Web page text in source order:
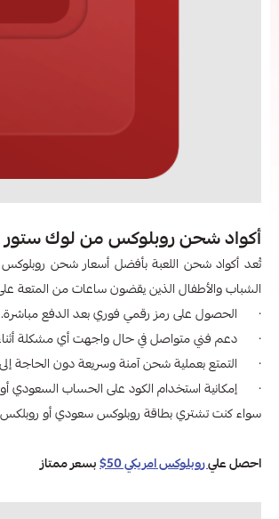
أكواد شحن روبلوكس من لوك ستور
تُعد أكواد شحن اللعبة بأفضل أسعار شحن روبلوكس
الشباب والأطفال الذين يقضون ساعات من المتعة
· الحصول على رمز رقمي فوري بعد الدفع مباشرة.
· دعم فني متواصل في حال واجهت أي مشكلة أثناء
· التمتع بعملية شحن آمنة وسريعة دون الحاجة إلى
· إمكانية استخدام الكود على الحساب السعودي أو
سواء كنت تشتري بطاقة روبلوكس سعودي أو روبلكس أمريكي، فإن لوك
احصل عليروبلوكس امريكي 50$ بسعر ممتاز